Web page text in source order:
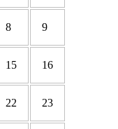
8 9
15 16
22 23